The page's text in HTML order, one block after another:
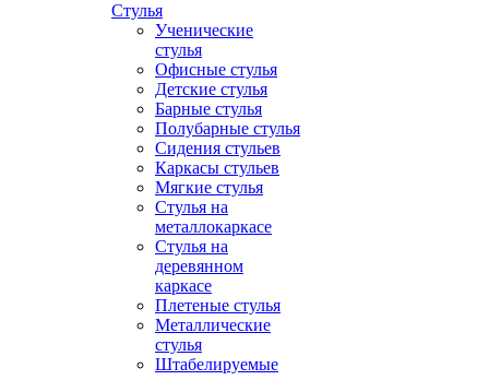
Стулья
Ученические
стулья
Офисные стулья
Детские стулья
Барные стулья
Полубарные стулья
Сидения стульев
Каркасы стульев
Мягкие стулья
Стулья на
металлокаркасе
Стулья на
деревянном
каркасе
Плетеные стулья
Металлические
стулья
Штабелируемые